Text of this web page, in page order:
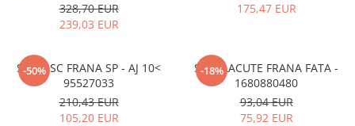
328,70 EUR
239,03 EUR
175,47 EUR
-50%
SET DISC FRANA SP - AJ 10<
95527033
210,43 EUR
105,20 EUR
-18%
SET PLACUTE FRANA FATA -
1680880480
93,04 EUR
75,92 EUR